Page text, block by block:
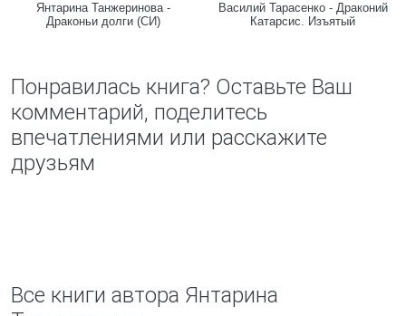
Янтарина Танжеринова -
Драконьи долги (СИ)
Василий Тарасенко - Драконий
Катарсис. Изъятый
Понравилась книга? Оставьте Ваш
комментарий, поделитесь
впечатлениями или расскажите
друзьям
Все книги автора Янтарина